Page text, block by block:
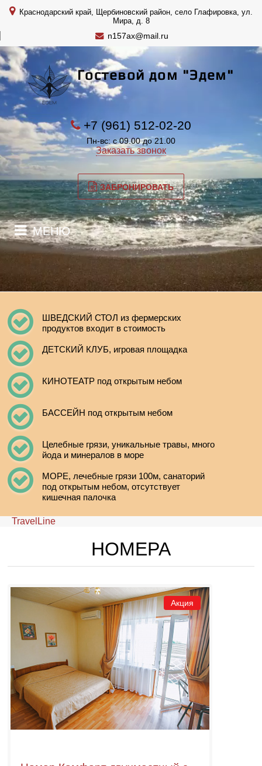
Краснодарский край, Щербиновский район, село Глафировка, ул.
Мира, д. 8
n157ax@mail.ru
Гостевой дом "Эдем"
+7 (961) 512-02-20
Пн-вс: с 09.00 до 21.00
Заказать звонок
ЗАБРОНИРОВАТЬ
МЕНЮ
ШВЕДСКИЙ СТОЛ из фермерских
продуктов входит в стоимость
ДЕТСКИЙ КЛУБ, игровая площадка
КИНОТЕАТР под открытым небом
БАССЕЙН под открытым небом
Целебные грязи, уникальные травы, много
йода и минералов в море
МОРЕ, лечебные грязи 100м, санаторий
под открытым небом, отсутствует
кишечная палочка
TravelLine
НОМЕРА
Акция